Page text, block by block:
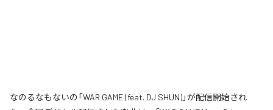
なのるなもないの「WAR GAME (feat. DJ SHUN)」が配信開始され